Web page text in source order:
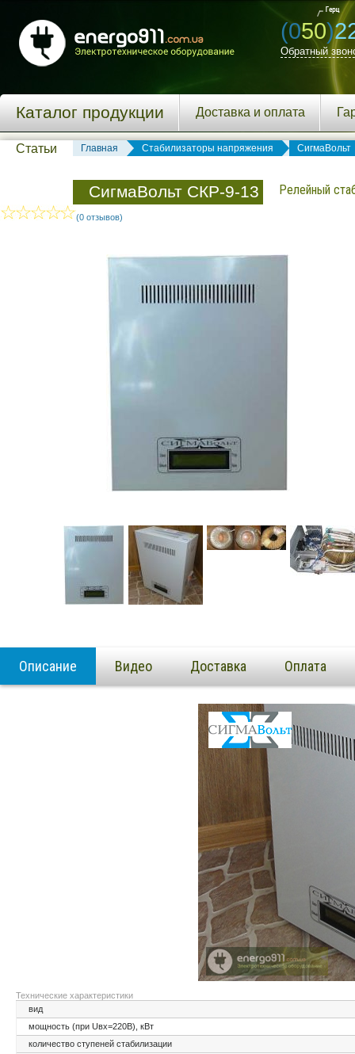
(050)
Обратный
Каталог продукции Доставка и оплата
Статьи Главная Стабилизаторы напряжения СигмаВольт
СигмаВольт СКР-9-13 Релейный
(0 отзывов)
Описание Видео Доставка Оплата
Технические характеристики
вид
мощность (при Uвх=220В), кВт
количество ступеней стабилизации